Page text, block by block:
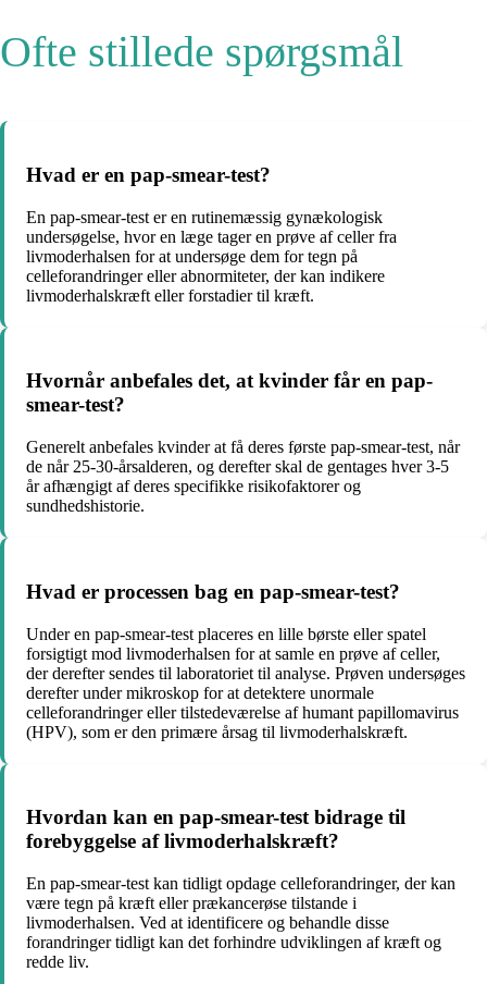
Ofte stillede spørgsmål
Hvad er en pap-smear-test?
En pap-smear-test er en rutinemæssig gynækologisk
undersøgelse, hvor en læge tager en prøve af celler fra
livmoderhalsen for at undersøge dem for tegn på
celleforandringer eller abnormiteter, der kan indikere
livmoderhalskræft eller forstadier til kræft.
Hvornår anbefales det, at kvinder får en pap-
smear-test?
Generelt anbefales kvinder at få deres første pap-smear-test, når
de når 25-30-årsalderen, og derefter skal de gentages hver 3-5
år afhængigt af deres specifikke risikofaktorer og
sundhedshistorie.
Hvad er processen bag en pap-smear-test?
Under en pap-smear-test placeres en lille børste eller spatel
forsigtigt mod livmoderhalsen for at samle en prøve af celler,
der derefter sendes til laboratoriet til analyse. Prøven undersøges
derefter under mikroskop for at detektere unormale
celleforandringer eller tilstedeværelse af humant papillomavirus
(HPV), som er den primære årsag til livmoderhalskræft.
Hvordan kan en pap-smear-test bidrage til
forebyggelse af livmoderhalskræft?
En pap-smear-test kan tidligt opdage celleforandringer, der kan
være tegn på kræft eller prækancerøse tilstande i
livmoderhalsen. Ved at identificere og behandle disse
forandringer tidligt kan det forhindre udviklingen af kræft og
redde liv.